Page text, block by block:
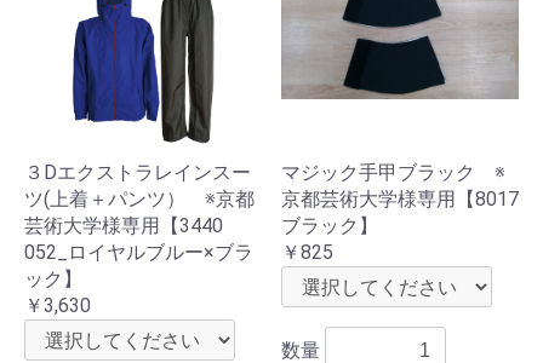
３Dエクストラレインスー
ツ(上着＋パンツ） ※京都
芸術大学様専用【3440
052_ロイヤルブルー×ブラ
ック】
￥3,630
マジック手甲ブラック ※
京都芸術大学様専用【8017
ブラック】
￥825
数量